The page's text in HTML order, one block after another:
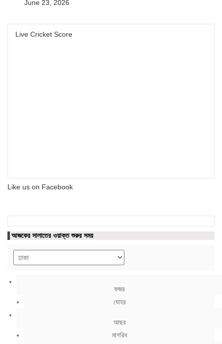
June 23, 2026
Live Cricket Score
Like us on Facebook
আজকের সালাতের ওয়াক্ত শুরুর সময়
ফজর
যোহর
আছর
মাগরিব